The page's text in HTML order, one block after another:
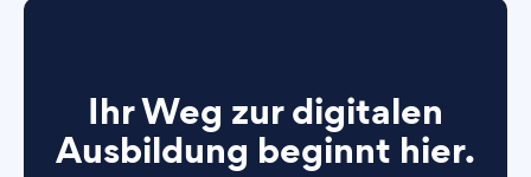
Ihr Weg zur digitalen
Ausbildung beginnt hier.